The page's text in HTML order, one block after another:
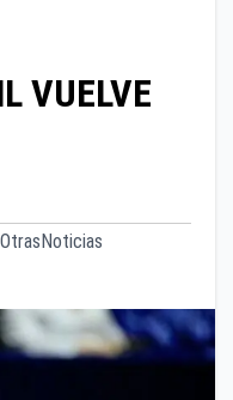
VUELVE